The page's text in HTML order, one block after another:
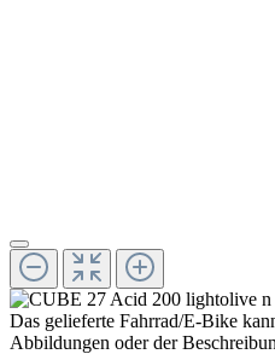
Das gelieferte Fahrrad/E-Bike
Abbildungen oder der